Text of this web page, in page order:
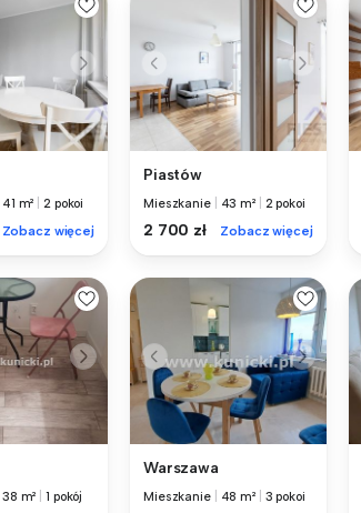
41 m² |2 pokoi
Zobacz więcej
Piastów
Mieszkanie 43 m² 2 pokoi
2 700 zł Zobacz więcej
38 m² |1 pokój
Warszawa
Mieszkanie 48 m² 3 pokoi